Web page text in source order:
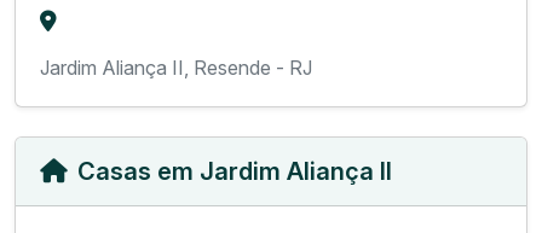
Jardim Aliança II, Resende - RJ
Casas em Jardim Aliança II